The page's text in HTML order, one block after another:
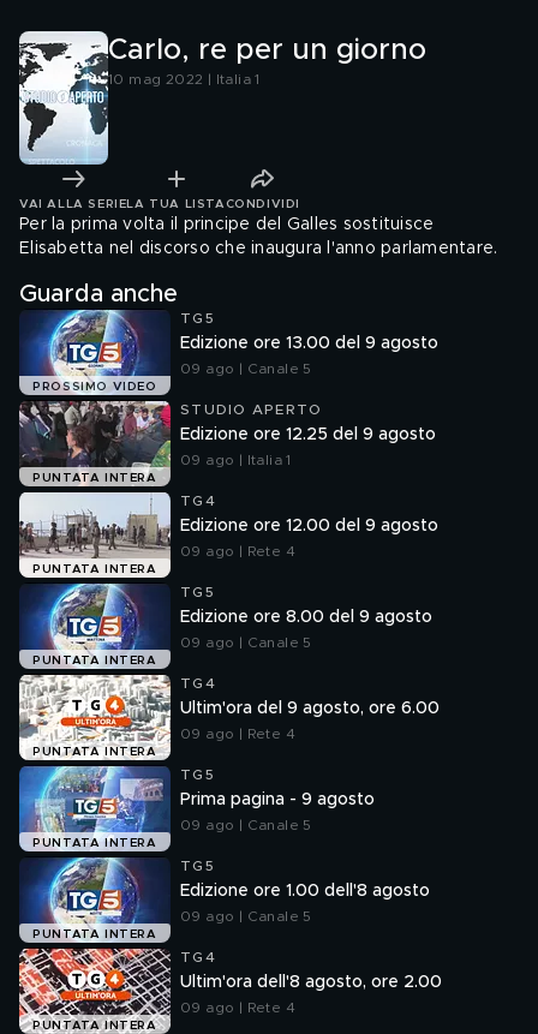
Carlo, re per un giorno
10 mag 2022 | Italia 1
VAI ALLA SERIE LA TUA LISTA CONDIVIDI
Per la prima volta il principe del Galles sostituisce
Elisabetta nel discorso che inaugura l'anno parlamentare.
Guarda anche
PROSSIMO VIDEO
TG5
Edizione ore 13.00 del 9 agosto
09 ago | Canale 5
PUNTATA INTERA
STUDIO APERTO
Edizione ore 12.25 del 9 agosto
09 ago | Italia 1
PUNTATA INTERA
TG4
Edizione ore 12.00 del 9 agosto
09 ago | Rete 4
PUNTATA INTERA
TG5
Edizione ore 8.00 del 9 agosto
09 ago | Canale 5
PUNTATA INTERA
TG4
Ultim'ora del 9 agosto, ore 6.00
09 ago | Rete 4
PUNTATA INTERA
TG5
Prima pagina - 9 agosto
09 ago | Canale 5
PUNTATA INTERA
TG5
Edizione ore 1.00 dell'8 agosto
09 ago | Canale 5
PUNTATA INTERA
TG4
Ultim'ora dell'8 agosto, ore 2.00
09 ago | Rete 4